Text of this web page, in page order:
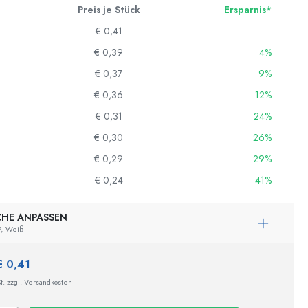
Preis je Stück
Ersparnis*
€ 0,41
€ 0,39
4%
€ 0,37
9%
€ 0,36
12%
€ 0,31
24%
€ 0,30
26%
€ 0,29
29%
€ 0,24 41%
ANPASSEN
Weiß
0,41
zzgl. Versandkosten